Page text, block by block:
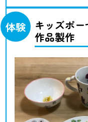
体験
キッズポ
作品製作